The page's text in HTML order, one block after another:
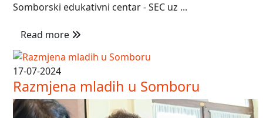
Somborski edukativni centar - SEC uz ...
Read more
17-07-2024
Razmjena mladih u Somboru